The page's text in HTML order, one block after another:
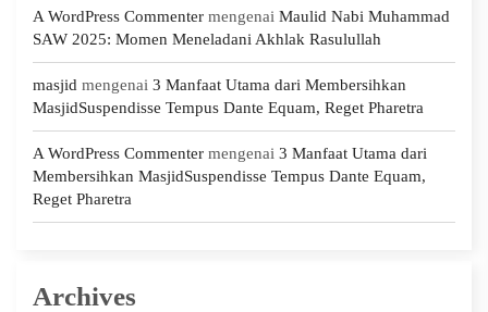
A WordPress Commenter mengenai Maulid Nabi Muhammad
SAW 2025: Momen Meneladani Akhlak Rasulullah
masjid mengenai 3 Manfaat Utama dari Membersihkan
MasjidSuspendisse Tempus Dante Equam, Reget Pharetra
A WordPress Commenter mengenai 3 Manfaat Utama dari
Membersihkan MasjidSuspendisse Tempus Dante Equam,
Reget Pharetra
Archives